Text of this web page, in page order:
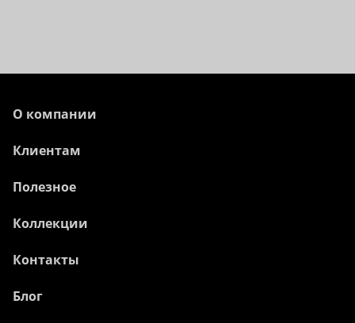
О компании
Клиентам
Полезное
Коллекции
Контакты
Блог